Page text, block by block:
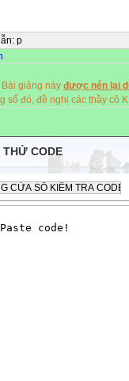
: p
Bài giảng này được nén lại
số đó, đề nghị các thầy cô
THỬ CODE